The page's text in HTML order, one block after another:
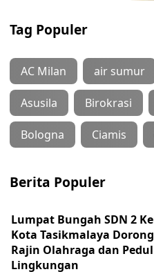
Tag Populer
AC Milan air sumur
Asusila Birokrasi
Bologna Ciamis
Berita Populer
Lumpat Bungah SDN 2
Kota Tasikmalaya
Rajin Olahraga dan
Lingkungan